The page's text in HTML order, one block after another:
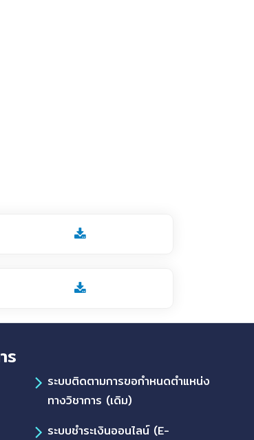
ร
ระบบติดตามการขอกำหนดตำแหน่ง
ทางวิชาการ (เดิม)
ระบบชำระเงินออนไลน์ (E-